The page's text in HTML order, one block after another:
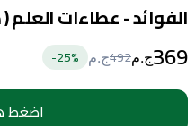
الفوائد - عطاءات
369ج.م492ج.م 25%-
اضغط